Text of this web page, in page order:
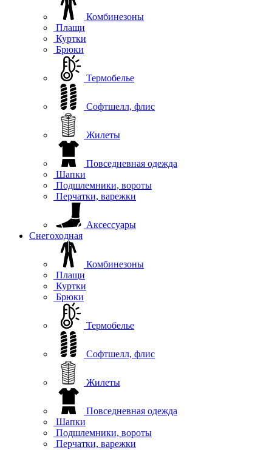
Комбинезоны
Плащи
Куртки
Брюки
Термобелье
Софтшелл, флис
Жилеты
Повседневная одежда
Шапки
Подшлемники, вороты
Перчатки, варежки
Аксессуары
Снегоходная
Комбинезоны
Плащи
Куртки
Брюки
Термобелье
Софтшелл, флис
Жилеты
Повседневная одежда
Шапки
Подшлемники, вороты
Перчатки, варежки